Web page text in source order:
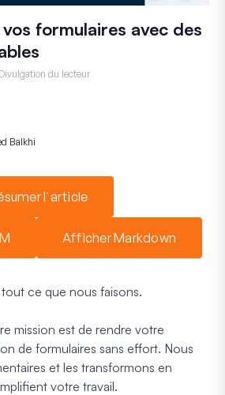
formulaires avec des
Divulgation du lecteur
Balkhi
l'article
Afficher Markdown
ce que nous faisons.
mission est de rendre votre
de formulaires sans effort. Nous
et les transformons en
votre travail.